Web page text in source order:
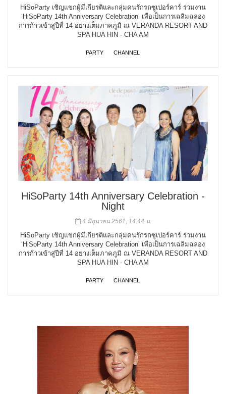
HiSoParty เชิญแขกผู้มีเกียรติและกลุ่มคนรักรถซูเปอร์คาร์ ร่วมงาน
‘HiSoParty 14th Anniversary Celebration’ เพื่อเป็นการเฉลิมฉลอง
การก้าวเข้าสู่ปีที่ 14 อย่างเต็มภาคภูมิ ณ VERANDA RESORT AND
SPA HUA HIN - CHA AM
PARTY CHANNEL
HiSoParty 14th Anniversary Celebration -
Night
4 มิถุนายน 2561, 14:44 น.
HiSoParty เชิญแขกผู้มีเกียรติและกลุ่มคนรักรถซูเปอร์คาร์ ร่วมงาน
‘HiSoParty 14th Anniversary Celebration’ เพื่อเป็นการเฉลิมฉลอง
การก้าวเข้าสู่ปีที่ 14 อย่างเต็มภาคภูมิ ณ VERANDA RESORT AND
SPA HUA HIN - CHA AM
PARTY CHANNEL